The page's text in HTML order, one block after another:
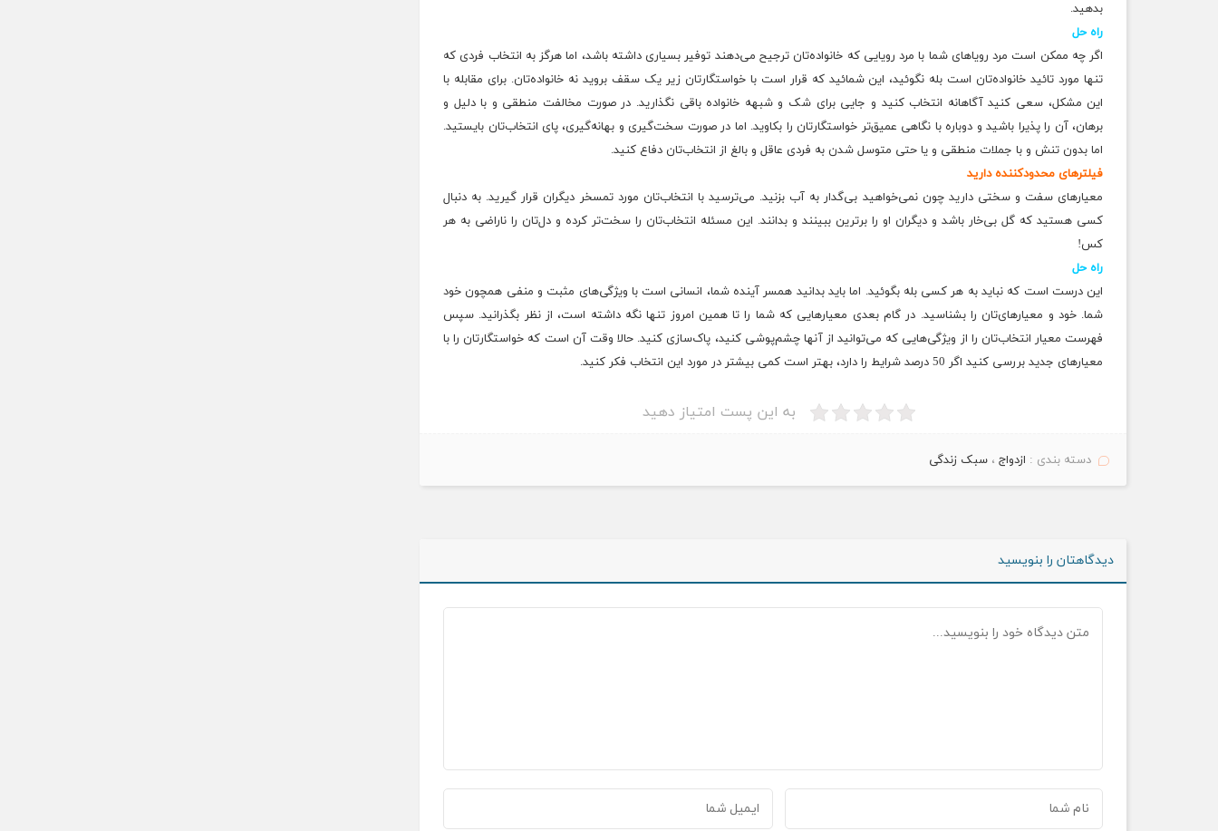
بدهید.
راه‌ حل
اگر چه ممکن است مرد رویاهای شما با مرد رویایی که خانواده‌تان ترجیح می‌دهند توفیر بسیاری داشته باشد، اما هرگز به انتخاب فردی که
تنها مورد تائید خانواده‌تان است بله نگوئید، این شمائید که قرار است با خواستگارتان زیر یک سقف بروید نه خانواده‌تان. برای مقابله با
این مشکل، سعی کنید آگاهانه انتخاب کنید و جایی برای شک و شبهه خانواده باقی نگذارید. در صورت مخالفت منطقی و با دلیل و
برهان، آن را پذیرا باشید و دوباره با نگاهی عمیق‌تر خواستگارتان را بکاوید. اما در صورت سخت‌گیری و بهانه‌گیری، پای انتخاب‌تان بایستید.
اما بدون تنش و با جملات منطقی و یا حتی متوسل شدن به فردی عاقل و بالغ از انتخاب‌تان دفاع کنید.
فیلترهای‌ محدود‌کننده دارید
معیارهای سفت و سختی دارید چون نمی‌خواهید بی‌گدار به آب بزنید. می‌ترسید با انتخاب‌تان مورد تمسخر دیگران قرار گیرید. به دنبال
کسی هستید که گل بی‌خار باشد و دیگران او را برترین ببینند و بدانند. این مسئله انتخاب‌تان را سخت‌تر کرده و دل‌تان را ناراضی به هر
کس!
راه‌ حل
این درست است که نباید به هر کسی بله بگوئید. اما باید بدانید همسر آینده شما، انسانی است با ویژگی‌های مثبت و منفی همچون خود
شما. خود و معیارهای‌تان را بشناسید. در گام بعدی معیارهایی که شما را تا همین امروز تنها نگه داشته است، از نظر بگذرانید. سپس
فهرست معیار انتخاب‌تان را از ویژگی‌هایی که می‌توانید از آنها چشم‌پوشی کنید، پاک‌سازی کنید. حالا وقت آن است که خواستگارتان را با
معیارهای جدید بررسی کنید اگر 50 درصد شرایط را دارد، بهتر است کمی بیشتر در مورد این انتخاب فکر کنید.
به این پست امتیاز دهید
دسته بندی : ازدواج ،سبک زندگی
دیدگاهتان را بنویسید